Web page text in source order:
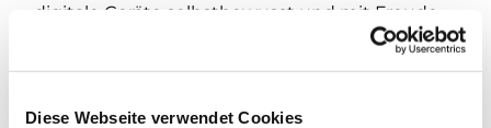
Diese Webseite verwendet Cookies
digitale Geräte selbstbewusst und mit Freude
zu verwenden. Die Teilnehmenden können